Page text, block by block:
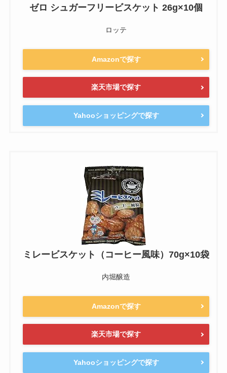
ゼロ シュガーフリービスケット 26g×10個
ロッテ
Amazonで探す
楽天市場で探す
Yahooショッピングで探す
ミレービスケット（コーヒー風味）70g×10袋
内堀醸造
Amazonで探す
楽天市場で探す
Yahooショッピングで探す